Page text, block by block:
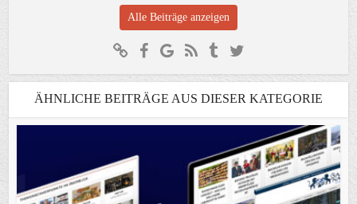
Alle Beiträge anzeigen
ÄHNLICHE BEITRÄGE AUS DIESER KATEGORIE